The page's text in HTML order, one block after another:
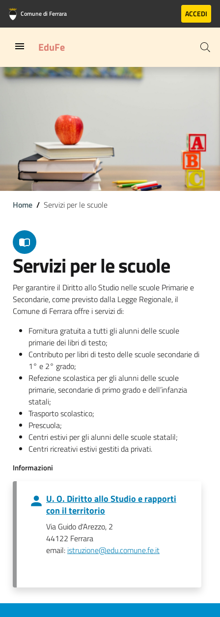
Vai al contenuto principale
Vai al footer
Comune di Ferrara ACCEDI
EduFe
Home Servizi per le scuole
Servizi per le scuole
Per garantire il Diritto allo Studio nelle scuole Primarie e
Secondarie, come previsto dalla Legge Regionale, il
Comune di Ferrara offre i servizi di:
Fornitura gratuita a tutti gli alunni delle scuole
primarie dei libri di testo;
Contributo per libri di testo delle scuole secondarie di
1° e 2° grado;
Refezione scolastica per gli alunni delle scuole
primarie, secondarie di primo grado e dell’infanzia
statali;
Trasporto scolastico;
Prescuola;
Centri estivi per gli alunni delle scuole statalil;
Centri ricreativi estivi gestiti da privati.
Informazioni
U. O. Diritto allo Studio e rapporti
con il territorio
Via Guido d'Arezzo, 2
44122 Ferrara
email: istruzione@edu.comune.fe.it